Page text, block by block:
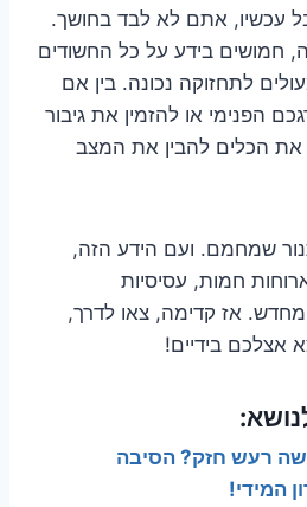
עכשיו, אתם לא לבד בחושך.
חמושים בידע על כל החשודים
לתחזוקה נכונה. בין אם
הפנימי או להזמין את גיבור
את הכלים להבין את המצב
שמחמם. ועם הידע הזה,
חמות, עסיסיות
אז קדימה, צאו לדרך,
אצלכם בידיים!
רעש חזק? הסיבה
המידי!